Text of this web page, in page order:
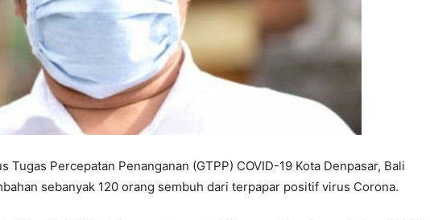
Tugas Percepatan Penanganan (GTPP) COVID-19 Kota Denpasar, Bali
sebanyak 120 orang sembuh dari terpapar positif virus Corona.